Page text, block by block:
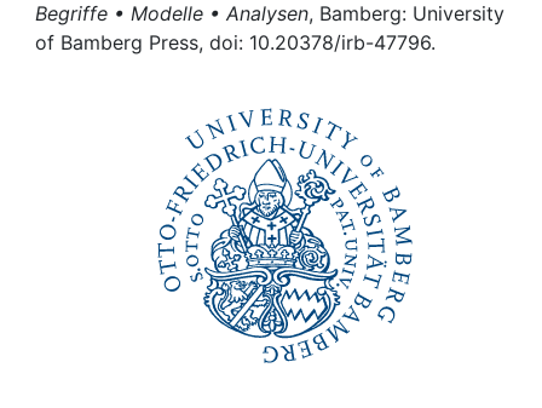
Awards
Begriffe • Modelle • Analysen, Bamberg: University
of Bamberg Press, doi: 10.20378/irb-47796.